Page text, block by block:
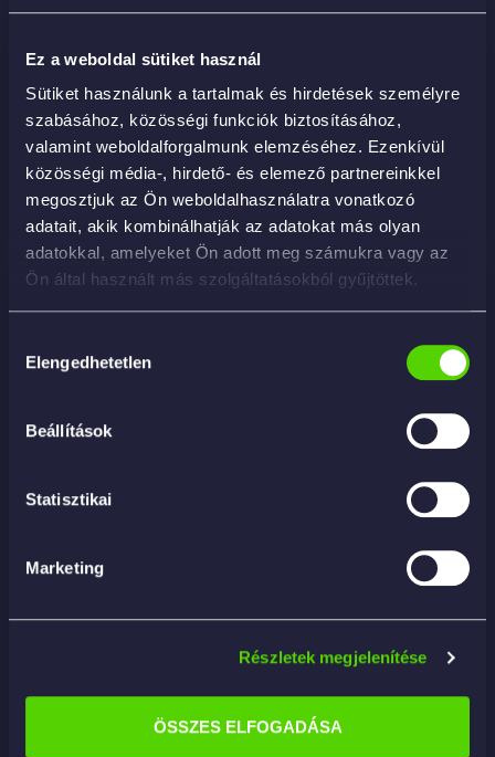
Ez a weboldal sütiket használ
Sütiket használunk a tartalmak és hirdetések személyre
szabásához, közösségi funkciók biztosításához,
valamint weboldalforgalmunk elemzéséhez. Ezenkívül
közösségi média-, hirdető- és elemező partnereinkkel
megosztjuk az Ön weboldalhasználatra vonatkozó
adatait, akik kombinálhatják az adatokat más olyan
adatokkal, amelyeket Ön adott meg számukra vagy az
Ön által használt más szolgáltatásokból gyűjtöttek.
kiválasztása
Elengedhetetlen
Beállítások
Statisztikai
Marketing
Részletek megjelenítése
ÖSSZES ELFOGADÁSA
DEOTEX PLUS SPRAY 250ML
3 890Ft
SUPER ALLUNET 25KG – savas fémtisztító